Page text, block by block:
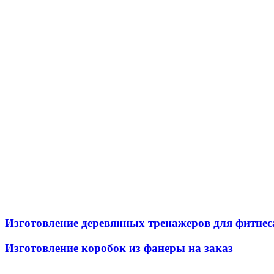
Изготовление деревянных тренажеров для
Изготовление коробок из фанеры на заказ